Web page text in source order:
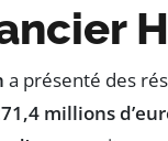
a présenté des
millions